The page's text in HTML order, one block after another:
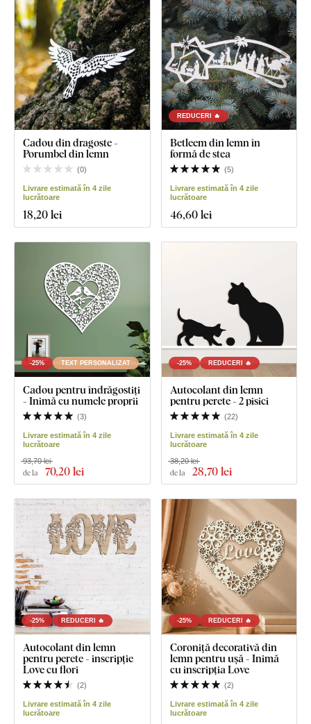
Cadou din dragoste -
Porumbel din lemn
(0)
Livrare estimată în 4 zile
lucrătoare
18,20 lei
REDUCERI 🔥
Betleem din lemn în
formă de stea
(5)
Livrare estimată în 4 zile
lucrătoare
46,60 lei
-25% TEXT PERSONALIZAT
Cadou pentru îndrăgostiți
- Inimă cu numele proprii
(3)
Livrare estimată în 4 zile
lucrătoare
de la 70,20 lei
93,70 lei
-25% REDUCERI 🔥
Autocolant din lemn
pentru perete - 2 pisici
(22)
Livrare estimată în 4 zile
lucrătoare
de la 28,70 lei
38,20 lei
-25% REDUCERI 🔥
Autocolant din lemn
pentru perete - inscripție
Love cu flori
(2)
Livrare estimată în 4 zile
lucrătoare
-25% REDUCERI 🔥
Coroniță decorativă din
lemn pentru ușă - Inimă
cu inscripția Love
(2)
Livrare estimată în 4 zile
lucrătoare